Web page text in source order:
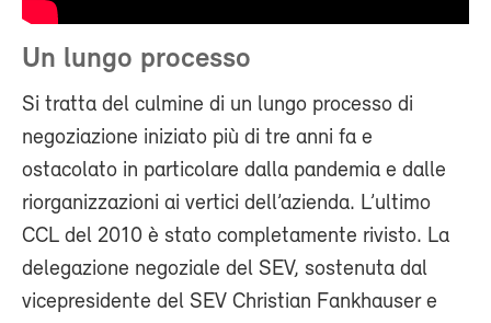
Un lungo processo
Si tratta del culmine di un lungo processo di
negoziazione iniziato più di tre anni fa e
ostacolato in particolare dalla pandemia e dalle
riorganizzazioni ai vertici dell’azienda. L’ultimo
CCL del 2010 è stato completamente rivisto. La
delegazione negoziale del SEV, sostenuta dal
vicepresidente del SEV Christian Fankhauser e